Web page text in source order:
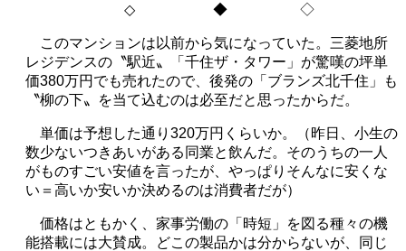
◇ ◆ ◇
このマンションは以前から気になっていた。三菱地所
レジデンスの〝駅近〟「千住ザ・タワー」が驚嘆の坪単
価380万円でも売れたので、後発の「ブランズ北千住」も
〝柳の下〟を当て込むのは必至だと思ったからだ。
単価は予想した通り 320万円くらいか。（昨日、小生の
数少ないつきあいがある同業と飲んだ。そのうちの一人
がものすごい安値を言ったが、やっぱりそんなに安くな
い＝高いか安いか決めるのは消費者だが）
価格はともかく、家事労働の「時短」を図る種々の機
能搭載には大賛成。どこの製品かは分からないが、同じ